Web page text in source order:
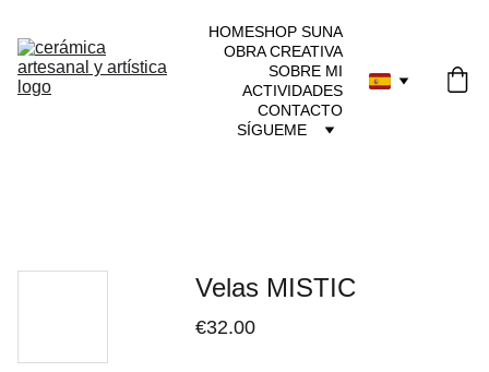
HOMESHOP SUNA
OBRA CREATIVA
SOBRE MI
ACTIVIDADES
CONTACTO
SÍGUEME
Velas MISTIC
€32.00